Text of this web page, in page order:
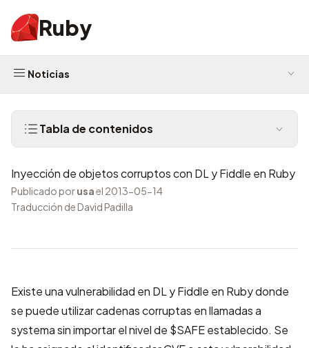
Ruby
Noticias
Tabla de contenidos
Inyección de objetos corruptos con DL y Fiddle en Ruby
Publicado porusael 2013-05-14
Traducción de David Padilla
Existe una vulnerabilidad en DL y Fiddle en Ruby donde
se puede utilizar cadenas corruptas en llamadas a
systema sin importar el nivel de $SAFE establecido. Se